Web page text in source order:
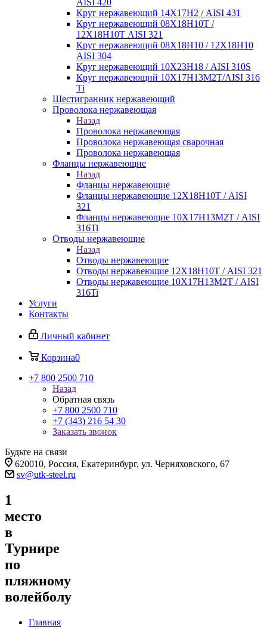
AISI 420
Круг нержавеющий 14Х17Н2 / AISI 431
Круг нержавеющий 08Х18Н10Т /
12Х18Н10Т AISI 321
Круг нержавеющий 08Х18Н10 / 12Х18Н10
AISI 304
Круг нержавеющий 10Х23Н18 / AISI 310S
Круг нержавеющий 10Х17Н13М2Т/AISI 316
Тi
Шестигранник нержавеющий
Проволока нержавеющая
Назад
Проволока нержавеющая
Проволока нержавеющая сварочная
Проволока нержавеющая
Фланцы нержавеющие
Назад
Фланцы нержавеющие
Фланцы нержавеющие 12Х18Н10Т / AISI
321
Фланцы нержавеющие 10Х17Н13М2Т / AISI
316Ti
Отводы нержавеющие
Назад
Отводы нержавеющие
Отводы нержавеющие 12Х18Н10Т / AISI 321
Отводы нержавеющие 10Х17Н13М2Т / AISI
316Ti
Услуги
Контакты
Личный кабинет
Корзина0
+7 800 2500 710
Назад
Обратная связь
+7 800 2500 710
+7 (343) 216 54 30
Заказать звонок
Будьте на связи
620010, Россия, Екатеринбург, ул. Черняховского, 67
sv@utk-steel.ru
1
место
в
Турнире
по
пляжному
волейболу
Главная